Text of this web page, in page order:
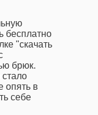
бесплатно
"скачать
брюк.
опять в
себе